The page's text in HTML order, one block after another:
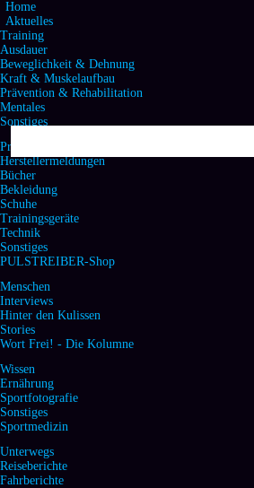
Home
Aktuelles
Training
Ausdauer
Beweglichkeit & Dehnung
Kraft & Muskelaufbau
Prävention & Rehabilitation
Mentales
Sonstiges
Produktecke & Handel
Herstellermeldungen
Bücher
Bekleidung
Schuhe
Trainingsgeräte
Technik
Sonstiges
PULSTREIBER-Shop
Menschen
Interviews
Hinter den Kulissen
Stories
Wort Frei! - Die Kolumne
Wissen
Ernährung
Sportfotografie
Sonstiges
Sportmedizin
Unterwegs
Reiseberichte
Fahrberichte